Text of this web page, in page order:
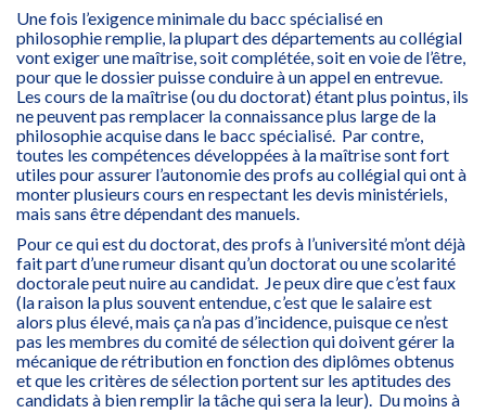
Une fois l’exigence minimale du bacc spécialisé en
philosophie remplie, la plupart des départements au collégial
vont exiger une maîtrise, soit complétée, soit en voie de l’être,
pour que le dossier puisse conduire à un appel en entrevue.
Les cours de la maîtrise (ou du doctorat) étant plus pointus, ils
ne peuvent pas remplacer la connaissance plus large de la
philosophie acquise dans le bacc spécialisé. Par contre,
toutes les compétences développées à la maîtrise sont fort
utiles pour assurer l’autonomie des profs au collégial qui ont à
monter plusieurs cours en respectant les devis ministériels,
mais sans être dépendant des manuels.
Pour ce qui est du doctorat, des profs à l’université m’ont déjà
fait part d’une rumeur disant qu’un doctorat ou une scolarité
doctorale peut nuire au candidat. Je peux dire que c’est faux
(la raison la plus souvent entendue, c’est que le salaire est
alors plus élevé, mais ça n’a pas d’incidence, puisque ce n’est
pas les membres du comité de sélection qui doivent gérer la
mécanique de rétribution en fonction des diplômes obtenus
et que les critères de sélection portent sur les aptitudes des
candidats à bien remplir la tâche qui sera la leur). Du moins à